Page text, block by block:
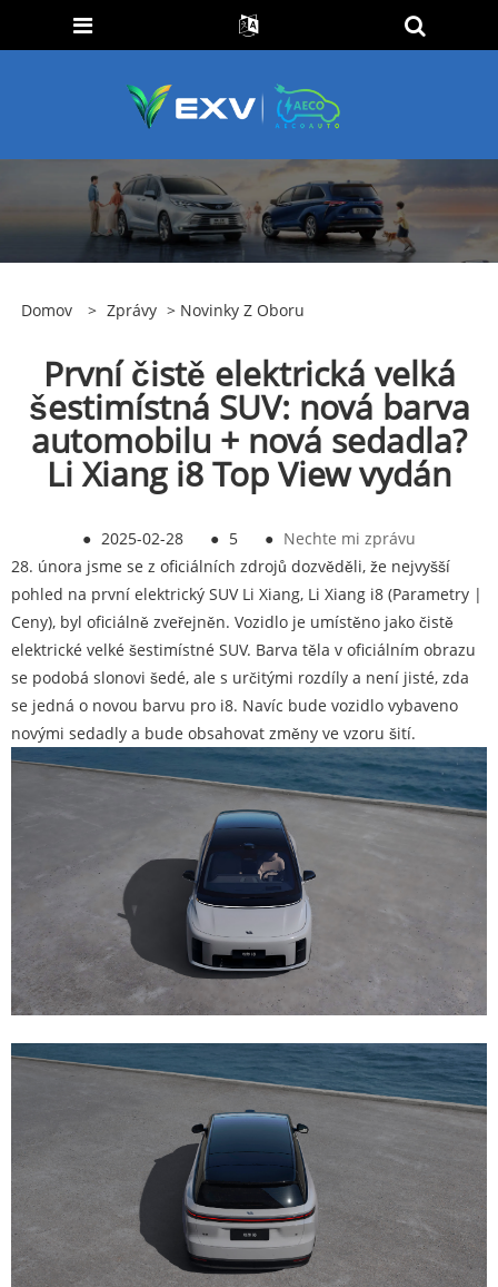
Domov > Zprávy > Novinky Z Oboru
První čistě elektrická velká
šestimístná SUV: nová barva
automobilu + nová sedadla?
Li Xiang i8 Top View vydán
● 2025-02-28 ● 5 ● Nechte mi zprávu
28. února jsme se z oficiálních zdrojů dozvěděli, že nejvyšší
pohled na první elektrický SUV Li Xiang, Li Xiang i8 (Parametry |
Ceny), byl oficiálně zveřejněn. Vozidlo je umístěno jako čistě
elektrické velké šestimístné SUV. Barva těla v oficiálním obrazu
se podobá slonovi šedé, ale s určitými rozdíly a není jisté, zda
se jedná o novou barvu pro i8. Navíc bude vozidlo vybaveno
novými sedadly a bude obsahovat změny ve vzoru šití.